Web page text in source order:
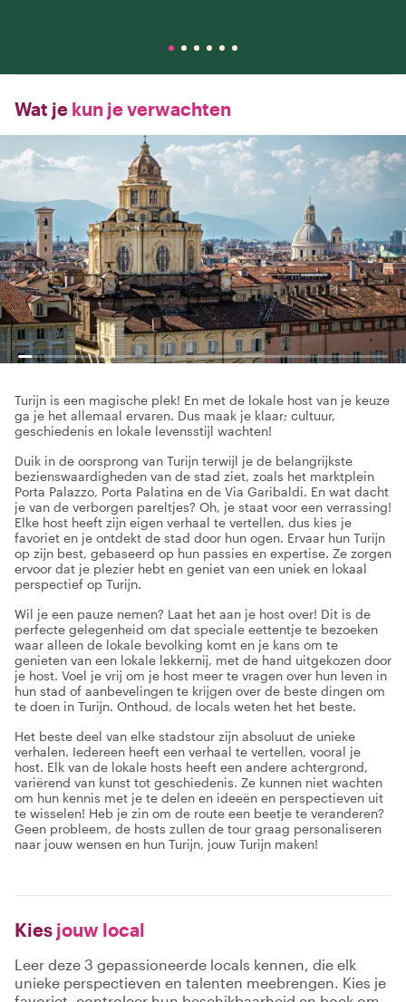
Wat je kun je verwachten
Turijn is een magische plek! En met de lokale host van je keuze
ga je het allemaal ervaren. Dus maak je klaar; cultuur,
geschiedenis en lokale levensstijl wachten!
Duik in de oorsprong van Turijn terwijl je de belangrijkste
bezienswaardigheden van de stad ziet, zoals het marktplein
Porta Palazzo, Porta Palatina en de Via Garibaldi. En wat dacht
je van de verborgen pareltjes? Oh, je staat voor een verrassing!
Elke host heeft zijn eigen verhaal te vertellen, dus kies je
favoriet en je ontdekt de stad door hun ogen. Ervaar hun Turijn
op zijn best, gebaseerd op hun passies en expertise. Ze zorgen
ervoor dat je plezier hebt en geniet van een uniek en lokaal
perspectief op Turijn.
Wil je een pauze nemen? Laat het aan je host over! Dit is de
perfecte gelegenheid om dat speciale eettentje te bezoeken
waar alleen de lokale bevolking komt en je kans om te
genieten van een lokale lekkernij, met de hand uitgekozen door
je host. Voel je vrij om je host meer te vragen over hun leven in
hun stad of aanbevelingen te krijgen over de beste dingen om
te doen in Turijn. Onthoud, de locals weten het het beste.
Het beste deel van elke stadstour zijn absoluut de unieke
verhalen. Iedereen heeft een verhaal te vertellen, vooral je
host. Elk van de lokale hosts heeft een andere achtergrond,
variërend van kunst tot geschiedenis. Ze kunnen niet wachten
om hun kennis met je te delen en ideeën en perspectieven uit
te wisselen! Heb je zin om de route een beetje te veranderen?
Geen probleem, de hosts zullen de tour graag personaliseren
naar jouw wensen en hun Turijn, jouw Turijn maken!
Kies jouw local
Leer deze 3 gepassioneerde locals kennen, die elk
unieke perspectieven en talenten meebrengen. Kies je